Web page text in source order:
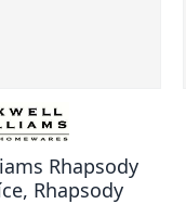
Rhapsody
Rhapsody